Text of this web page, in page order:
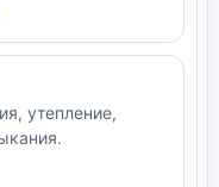
утепление,